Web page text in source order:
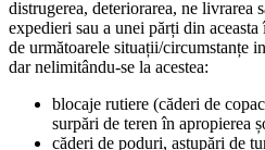
distrugerea, deteriorarea, ne livrarea
expedieri sau a unei părți din
de următoarele situații/circumstanțe
dar nelimitându-se la acestea:
blocaje rutiere (căderi de
surpări de teren în apropierea
căderi de poduri, astupări de